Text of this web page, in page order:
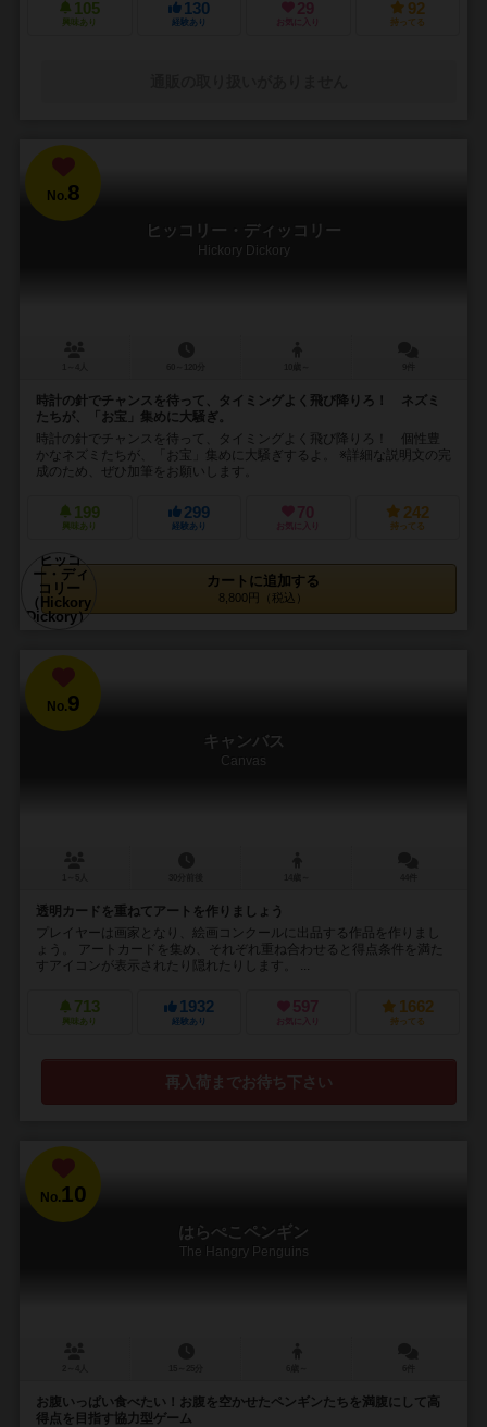
105
興味あり
130
経験あり
29
お気に入り
92
持ってる
No.8
ヒッコリー・ディッコリー
Hickory Dickory
時計の針でチャンスを待って、タイミングよく飛び降りろ！ ネズミ
たちが、「お宝」集めに大騒ぎ。
時計の針でチャンスを待って、タイミングよく飛び降りろ！ 個性豊
かなネズミたちが、「お宝」集めに大騒ぎするよ。 ※詳細な説明文の完
成のため、ぜひ加筆をお願いします。
199
興味あり
299
経験あり
70
お気に入り
242
持ってる
カートに追加する
8,800円（税込）
No.9
キャンバス
Canvas
透明カードを重ねてアートを作りましょう
プレイヤーは画家となり、絵画コンクールに出品する作品を作りまし
ょう。 アートカードを集め、それぞれ重ね合わせると得点条件を満た
すアイコンが表示されたり隠れたりします。 ...
713
興味あり
1932
経験あり
597
お気に入り
1662
持ってる
再入荷までお待ち下さい
No. 10
はらぺこペンギン
The Hangry Penguins
お腹いっぱい食べたい！お腹を空かせたペンギンたちを満腹にして高
得点を目指す協力型ゲーム